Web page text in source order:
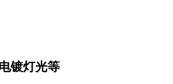
镀灯光等